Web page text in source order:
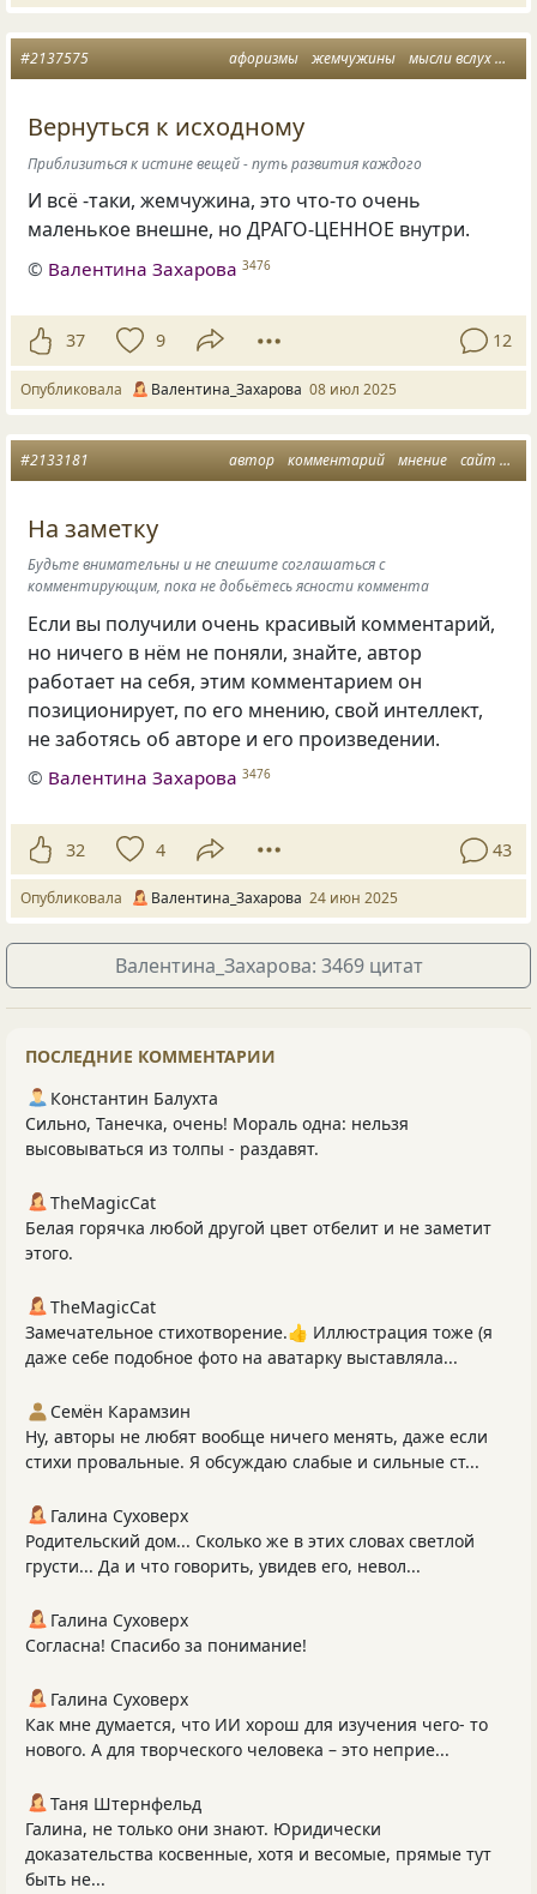
афоризмы жемчужины мысли вслух
#2137575
Вернуться к исходному
Приблизиться к истине вещей - путь развития каждого
И всё -таки, жемчужина, это что-то очень
маленькое внешне, но ДРАГО-ЦЕННОЕ внутри.
© Валентина Захарова 3476
37 9 12
Опубликовала Валентина_Захарова 08 июл 2025
автор комментарий мнение сайт жм
#2133181
На заметку
Будьте внимательны и не спешите соглашаться с
комментирующим, пока не добьётесь ясности коммента
Если вы получили очень красивый комментарий,
но ничего в нём не поняли, знайте, автор
работает на себя, этим комментарием он
позиционирует, по его мнению, свой интеллект,
не заботясь об авторе и его произведении.
© Валентина Захарова 3476
32 4 43
Опубликовала Валентина_Захарова 24 июн 2025
Валентина_Захарова: 3469 цитат
ПОСЛЕДНИЕ КОММЕНТАРИИ
Константин Балухта
Сильно, Танечка, очень! Мораль одна: нельзя
высовываться из толпы - раздавят.
TheMagicCat
Белая горячка любой другой цвет отбелит и не заметит
этого.
TheMagicCat
Замечательное стихотворение.👍 Иллюстрация тоже (я
даже себе подобное фото на аватарку выставляла...
Семён Карамзин
Ну, авторы не любят вообще ничего менять, даже если
стихи провальные. Я обсуждаю слабые и сильные ст...
Галина Суховерх
Родительский дом... Сколько же в этих словах светлой
грусти... Да и что говорить, увидев его, невол...
Галина Суховерх
Согласна! Спасибо за понимание!
Галина Суховерх
Как мне думается, что ИИ хорош для изучения чего- то
нового. А для творческого человека – это неприе...
Таня Штернфельд
Галина, не только они знают. Юридически
доказательства косвенные, хотя и весомые, прямые тут
быть не...